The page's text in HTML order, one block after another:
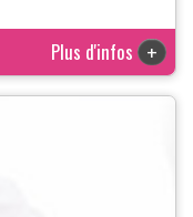
Plus d'infos +